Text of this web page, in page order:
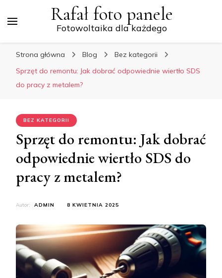
Rafał foto panele
Fotowoltaika dla każdego
Strona główna Blog
Bez kategorii
Sprzęt do remontu: Jak dobrać odpowiednie wiertło SDS
do pracy z metalem?
BEZ KATEGORII
Sprzęt do remontu: Jak dobrać
odpowiednie wiertło SDS do
pracy z metalem?
Autor: ADMIN 8 KWIETNIA 2025